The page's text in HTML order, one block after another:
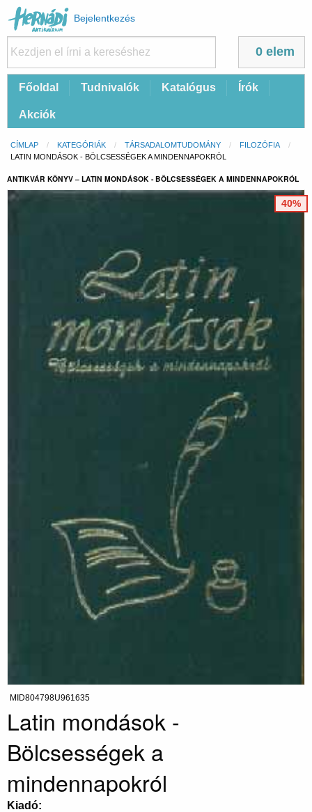
Felhasználói
fiók
menüje
Bejelentkezés
0 elem
FőFőoldal Tudnivalók Katalógus Írók
Akciók
Morzsa
CÍMLAP KATEGÓRIÁK TÁRSADALOMTUDOMÁNY
FILOZÓFIA
CURRENT:
LATIN MONDÁSOK - BÖLCSESSÉGEK A MINDENNAPOKRÓL
ANTIKVÁR KÖNYV – LATIN MONDÁSOK - BÖLCSESSÉGEK A MINDENNAPOKRÓL
40%
MID804798U961635
Latin mondások -
Bölcsességek a
mindennapokról
Kiadó